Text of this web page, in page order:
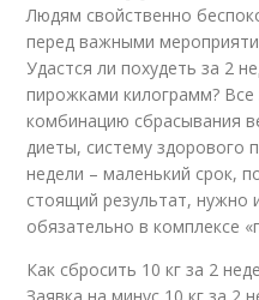
Людям свойственно
перед важными
Удастся ли похудеть за 2
пирожками килограмм? Все
комбинацию сбрасывания
диеты, систему здорового
недели – маленький срок,
стоящий результат, нужно
обязательно в комплексе
Как сбросить 10 кг за 2
Заявка на минус 10 кг за 2